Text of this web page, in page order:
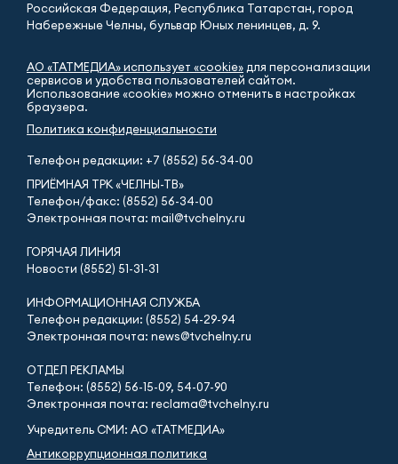
Российская Федерация, Республика Татарстан, город
Набережные Челны, бульвар Юных ленинцев, д. 9.
АО «ТАТМЕДИА» использует «cookie»для персонализации
сервисов и удобства пользователей сайтом.
Использование «cookie» можно отменить в настройках
браузера.
Политика конфиденциальности
Телефон редакции: +7 (8552) 56-34-00
ПРИЁМНАЯ ТРК «ЧЕЛНЫ-ТВ»
Телефон/факс: (8552) 56-34-00
Электронная почта: mail@tvchelny.ru
ГОРЯЧАЯ ЛИНИЯ
Новости (8552) 51-31-31
ИНФОРМАЦИОННАЯ СЛУЖБА
Телефон редакции: (8552) 54-29-94
Электронная почта: news@tvchelny.ru
ОТДЕЛ РЕКЛАМЫ
Телефон: (8552) 56-15-09, 54-07-90
Электронная почта: reclama@tvchelny.ru
Учредитель СМИ: АО «ТАТМЕДИА»
Антикоррупционная политика